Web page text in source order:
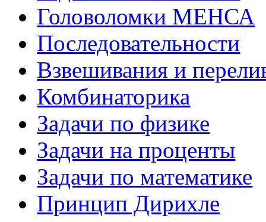
Головоломки МЕНСА
Последовательности
Взвешивания и
Комбинаторика
Задачи по физике
Задачи на проценты
Задачи по математике
Принцип Дирихле